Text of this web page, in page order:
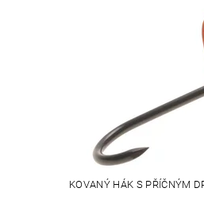
KOVANÝ HÁK S PŘÍČNÝM